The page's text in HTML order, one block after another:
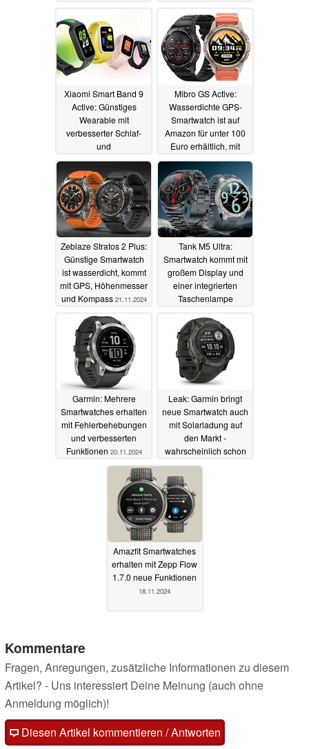
Xiaomi Smart Band 9
Active: Günstiges
Wearable mit
verbesserter Schlaf-
und
Gesundheitsüberwachung
startet mit Geschenk
25.11.2024
Mibro GS Active:
Wasserdichte GPS-
Smartwatch ist auf
Amazon für unter 100
Euro erhältlich, mit
1.000-Nits-AMOLED
23.11.2024
Zeblaze Stratos 2 Plus:
Günstige Smartwatch
ist wasserdicht, kommt
mit GPS, Höhenmesser
und Kompass 21.11.2024
Tank M5 Ultra:
Smartwatch kommt mit
großem Display und
einer integrierten
Taschenlampe
Garmin: Mehrere
Smartwatches erhalten
mit Fehlerbehebungen
und verbesserten
Funktionen 20.11.2024
Leak: Garmin bringt
neue Smartwatch auch
mit Solarladung auf
den Markt -
wahrscheinlich schon
in Kürze
Amazfit Smartwatches
erhalten mit Zepp Flow
1.7.0 neue Funktionen
18.11.2024
Kommentare
Fragen, Anregungen, zusätzliche Informationen zu diesem
Artikel? - Uns interessiert Deine Meinung (auch ohne
Anmeldung möglich)!
Diesen Artikel kommentieren / Antworten